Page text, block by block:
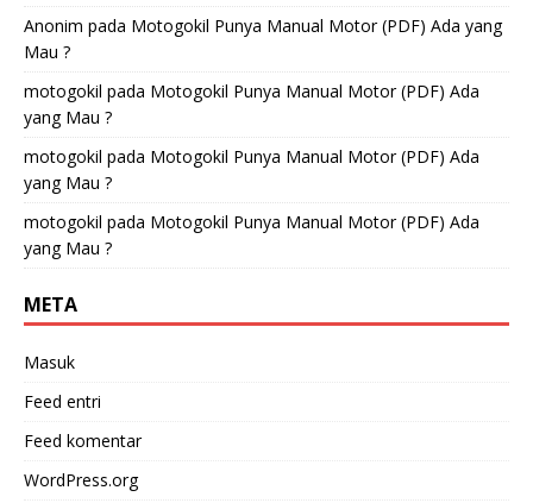
Anonim pada Motogokil Punya Manual Motor (PDF) Ada yang
Mau ?
motogokil pada Motogokil Punya Manual Motor (PDF) Ada
yang Mau ?
motogokil pada Motogokil Punya Manual Motor (PDF) Ada
yang Mau ?
motogokil pada Motogokil Punya Manual Motor (PDF) Ada
yang Mau ?
META
Masuk
Feed entri
Feed komentar
WordPress.org